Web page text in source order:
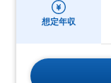
想定年収